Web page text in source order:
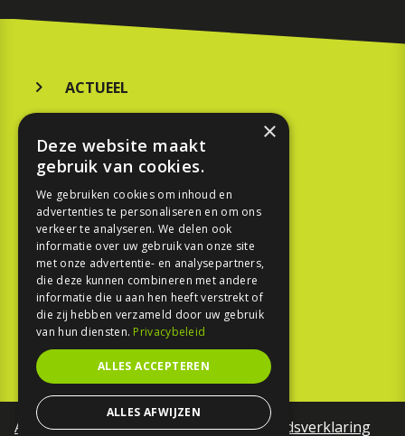
ACTUEEL
KOOPGIDS
TESTEN
SPORT
REPORTAGE
TOUREN
NIEUWSBRIEF
Algemene voorwaardenToegankelijkheidsverklaring
×
Deze website maakt
gebruik van cookies.
We gebruiken cookies om inhoud en
advertenties te personaliseren en om ons
verkeer te analyseren. We delen ook
informatie over uw gebruik van onze site
met onze advertentie- en analysepartners,
die deze kunnen combineren met andere
informatie die u aan hen heeft verstrekt of
die zij hebben verzameld door uw gebruik
van hun diensten. Privacybeleid
ALLES ACCEPTEREN
ALLES AFWIJZEN